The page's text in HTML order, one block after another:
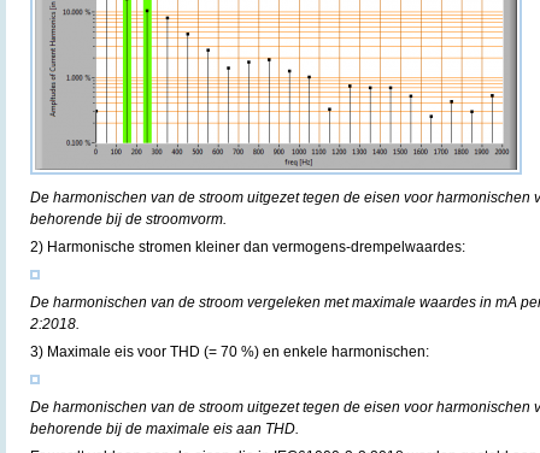
De harmonischen van de stroom uitgezet tegen de eisen voor harmonischen
behorende bij de stroomvorm.
2) Harmonische stromen kleiner dan vermogens-drempelwaardes:
De harmonischen van de stroom vergeleken met maximale waardes in mA
2:2018.
3) Maximale eis voor THD (= 70 %) en enkele harmonischen:
De harmonischen van de stroom uitgezet tegen de eisen voor harmonischen
behorende bij de maximale eis aan THD.